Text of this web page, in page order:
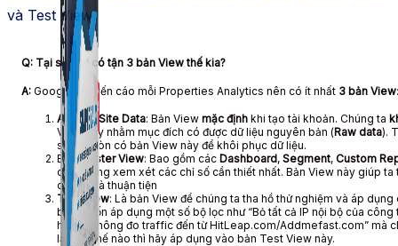
và Test View
Q: Tại sao lại có tận 3 bản View thế kia?
A: Google khuyến cáo mỗi Properties Analytics nên có ít nhất 3 bản View:
All Web Site Data: Bản View mặc định khi tạo tài khoản. Chúng ta
View này nhằm mục đích có được dữ liệu nguyên bản (Raw data).
sót thì còn có bản View này để khôi phục dữ liệu.
BảnMaster View: Bao gồm các Dashboard, Segment, Custom
chỉ thường xem xét các chỉ số cần thiết nhất. Bản View này giúp
chóng và thuận tiện
Test View: Là bản View để chúng ta tha hồ thử nghiệm và áp
bạn muốn áp dụng một số bộ lọc như “Bỏ tất cả IP nội bộ của
hoặc “Không đo traffic đến từ HitLeap.com/Addmefast.com” mà
lại như thế nào thì hãy áp dụng vào bản Test View này.